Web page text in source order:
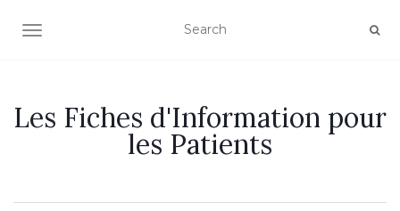
OUVRIR/FERMER LA NAVIGATION
Les Fiches d'Information pour
les Patients